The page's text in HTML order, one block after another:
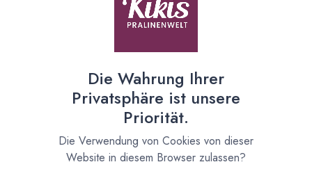
Jetzt kann direkt über den Onlineshop zur Abholung
durch
Die Wahrung Ihrer
Privatsphäre ist unsere
Priorität.
Die Verwendung von Cookies von dieser
Website in diesem Browser zulassen?